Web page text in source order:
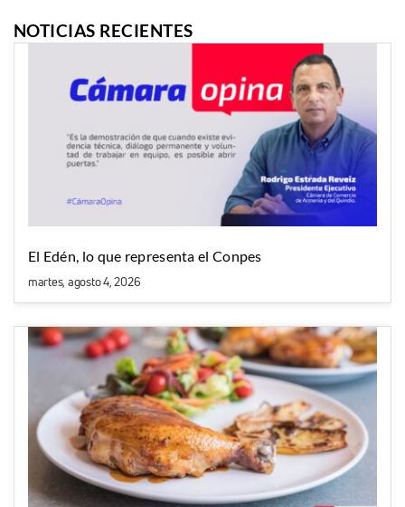
NOTICIAS RECIENTES
El Edén, lo que representa el Conpes
martes, agosto 4, 2026